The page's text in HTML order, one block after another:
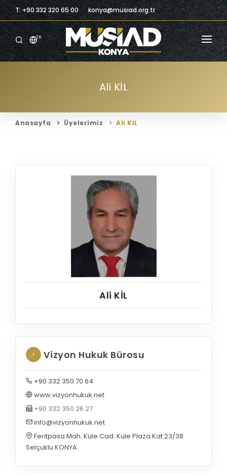
T: +90 332 320 65 00 konya@musiad.org.tr
TR
ANASAYFA
Ali KİL
Anasayfa Üyelerimiz Ali KİL
Ali KİL
Vizyon Hukuk Bürosu
+90 332 350 70 64
www.vizyonhukuk.net
+90 332 350 26 27
info@vizyonhukuk.net
Feritpasa Mah. Kule Cad. Kule Plaza Kat:23/38
Selçuklu KONYA